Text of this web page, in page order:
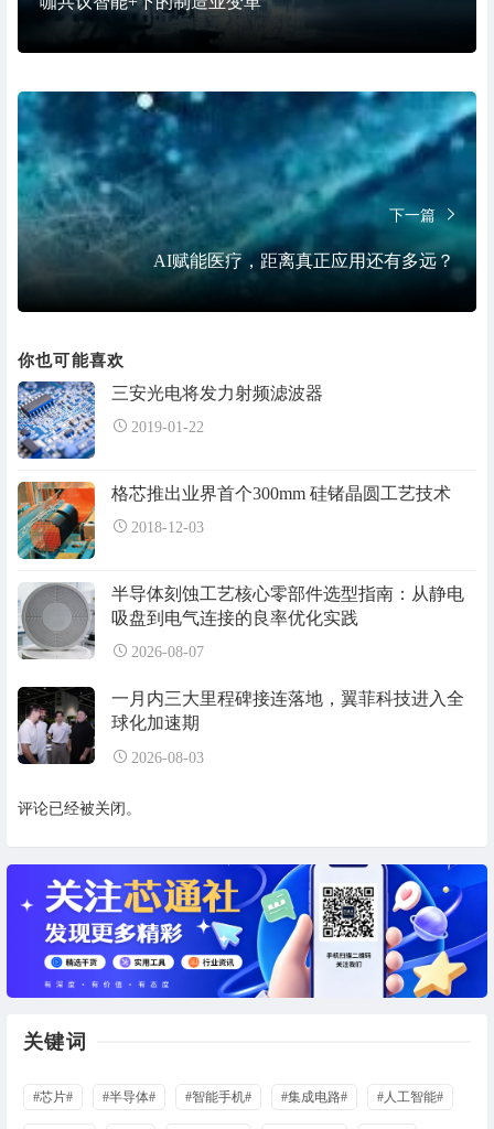
下一篇
AI赋能医疗，距离真正应用还有多远？
你也可能喜欢
三安光电将发力射频滤波器
2019-01-22
格芯推出业界首个300mm 硅锗晶圆工艺技术
2018-12-03
半导体刻蚀工艺核心零部件选型指南：从静电
吸盘到电气连接的良率优化实践
2026-08-07
一月内三大里程碑接连落地，翼菲科技进入全
球化加速期
2026-08-03
评论已经被关闭。
关键词
#芯片# #半导体# #智能手机# #集成电路# #人工智能#